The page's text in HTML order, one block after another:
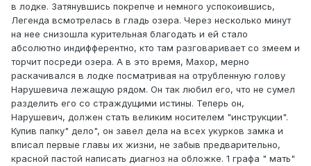
в лодке. Затянувшись покрепче и немного успокоившись,
Легенда всмотрелась в гладь озера. Через несколько минут
на нее снизошла курительная благодать и ей стало
абсолютно индифферентно, кто там разговаривает со змеем и
торчит посреди озера. А в это время, Махор, мерно
раскачивался в лодке посматривая на отрубленную голову
Нарушевича лежащую рядом. Он так любил его, что не сумел
разделить его со страждущими истины. Теперь он,
Нарушевич, должен стать великим носителем "инструкции".
Купив папку" дело", он завел дела на всех укурков замка и
вписал первые главы их жизни, не забыв предварительно,
красной пастой написать диагноз на обложке. 1 графа " мать"